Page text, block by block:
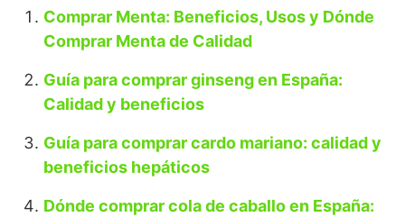
Comprar Menta: Beneficios, Usos y Dónde
Comprar Menta de Calidad
Guía para comprar ginseng en España:
Calidad y beneficios
Guía para comprar cardo mariano: calidad y
beneficios hepáticos
Dónde comprar cola de caballo en España: